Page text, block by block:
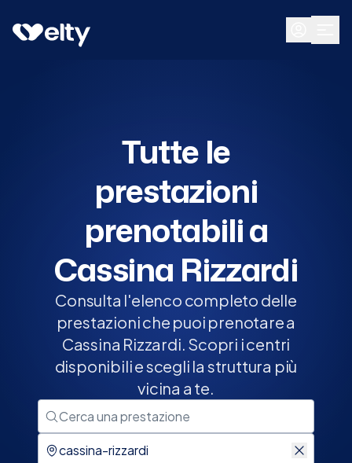
Prenota visita
Tutte le
prestazioni
prenotabili a
Cassina Rizzardi
Consulta l'elenco completo delle
prestazioni che puoi prenotare a
Cassina Rizzardi. Scopri i centri
disponibili e scegli la struttura più
vicina a te.